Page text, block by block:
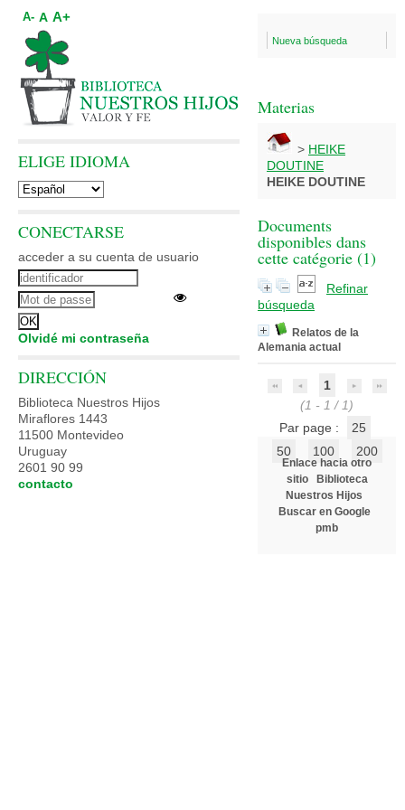
Nueva búsqueda
Materias
> HEIKE
DOUTINE
HEIKE DOUTINE
Documents
disponibles dans
cette catégorie (1)
Refinar
búsqueda
Relatos de la
Alemania actual
1
(1 - 1 / 1)
Par page :
25
50
100 200
Enlace hacia otro
sitio
Biblioteca
Nuestros Hijos
Buscar en Google
pmb
A- A A+
ELIGE IDIOMA
CONECTARSE
acceder a su cuenta de usuario
Olvidé mi contraseña
DIRECCIÓN
Biblioteca Nuestros Hijos
Miraflores 1443
11500 Montevideo
Uruguay
2601 90 99
contacto